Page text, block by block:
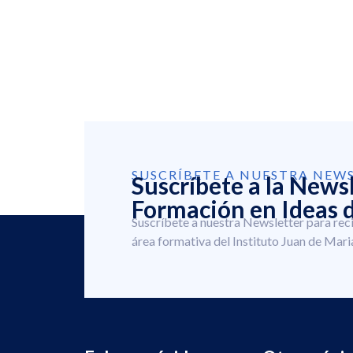
SUSCRÍBETE A NUESTRA
Suscríbete a la
Formación en Ideas
Suscríbete a nuestra Newsletter para
área formativa del Instituto Juan de